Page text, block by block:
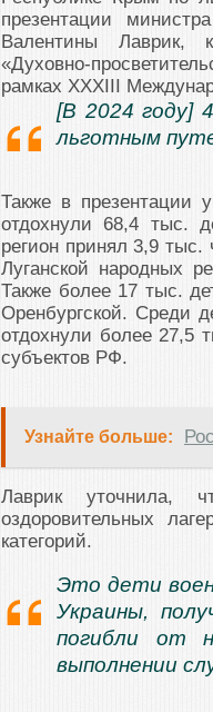
презентации
Валентины Лаврик,
«Духовно-
рамках XXXIII
[В 2024 году]
льготным
Также в презентации
отдохнули 68,4 тыс.
регион принял 3,9
Луганской народных
Также более 17 тыс.
Оренбургской. Среди
отдохнули более 27,5
субъектов РФ.
Узнайте больше:
Лаврик уточнила,
оздоровительных
категорий.
Это дети
Украины,
погибли от
выполнении